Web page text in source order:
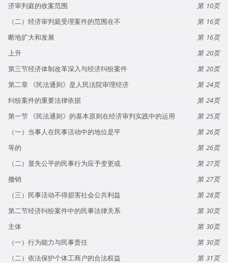
济审判庭的收案范围
10
（二）经济审判庭受理案件的范围在不
16
断地扩大和发展
16
上升
20
第三节经济体制改革深入与经济纠纷案件
20
第二章 《民法通则》是人民法院审理经济
24
纠纷案件的重要法律依据
24
第一节 《民法通则》的基本原则在经济审判实践中的运用
25
（一）当事人在民事活动中的地位是平
26
等的
26
（二）显失公平的民事行为应予变更或
27
撤销
27
（三）民事活动不得损害社会公共利益
28
第二节经济纠纷案件中的民事法律关系
30
主体
30
（一）行为能力与民事责任
30
（二）依法保护个体工商户的合法权益
31